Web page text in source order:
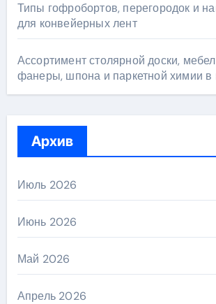
Типы гофробортов, перегородок и
для конвейерных лент
Ассортимент столярной доски,
фанеры, шпона и паркетной химии в
Архив
Июль 2026
Июнь 2026
Май 2026
Апрель 2026